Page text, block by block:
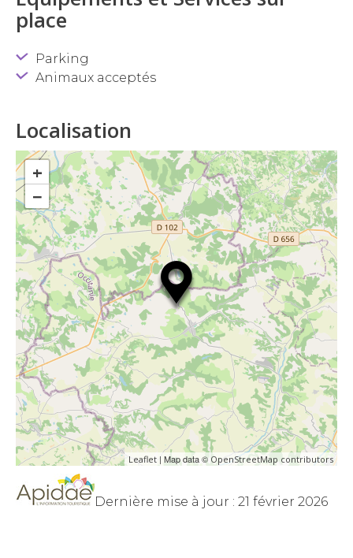
place
Parking
Animaux acceptés
Localisation
+
−
Leaflet | Map data © OpenStreetMap contributors
Dernière mise à jour : 21 février 2026